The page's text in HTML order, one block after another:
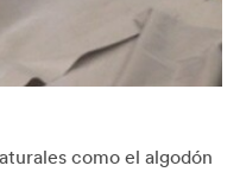
como el algodón